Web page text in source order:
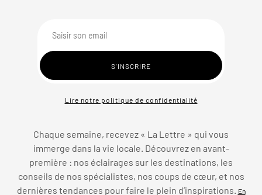
Lire notre politique de confidentialité
Chaque semaine, recevez « La Lettre » qui vous
immerge dans la vie locale. Découvrez en avant-
première : nos éclairages sur les destinations, les
conseils de nos spécialistes, nos coups de cœur, et nos
dernières tendances pour faire le plein d’inspirations. En